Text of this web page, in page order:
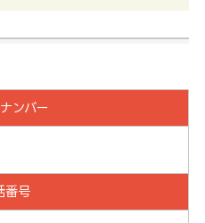
ンバー
番号